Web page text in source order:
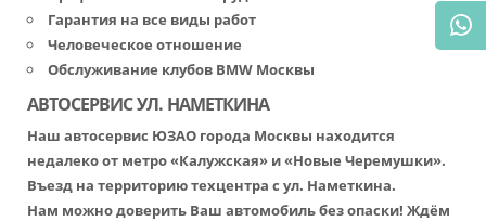
Гарантия на все виды работ
Человеческое отношение
Обслуживание клубов BMW Москвы
АВТОСЕРВИС УЛ. НАМЕТКИНА
Наш автосервис ЮЗАО города Москвы находится
недалеко от метро «Калужская» и «Новые Черемушки».
Въезд на территорию техцентра с ул. Наметкина.
Нам можно доверить Ваш автомобиль без опаски! Ждём